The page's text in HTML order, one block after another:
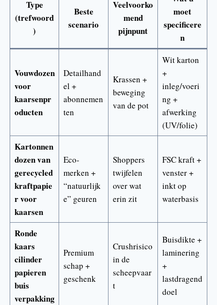
Type
(trefwoord
)
Beste
scenario
Veelvoorko
mend
pijnpunt
moet
specificere
n
Vouwdozen
voor
kaarsenpr
oducten
Detailhand
el +
abonnemen
ten
Krassen +
beweging
van de pot
Wit karton
+
inleg/voeri
ng +
afwerking
(UV/folie)
Kartonnen
dozen van
gerecycled
kraftpapie
r voor
kaarsen
Eco-
merken +
“natuurlijk
e” geuren
Shoppers
twijfelen
over wat
erin zit
FSC kraft +
venster +
inkt op
waterbasis
Ronde
kaars
cilinder
papieren
buis
verpakking
Premium
schap +
geschenk
Crushrisico
in de
scheepvaar
t
Buisdikte +
laminering
+
lastdragend
doel